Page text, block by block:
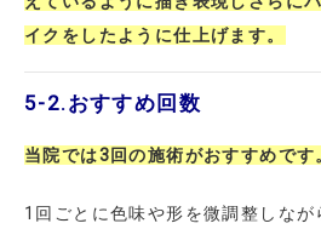
イクをしたように仕上げます。
5-2. おすすめ回数
当院では3回の施術がおすすめです
1回ごとに色味や形を微調整しな